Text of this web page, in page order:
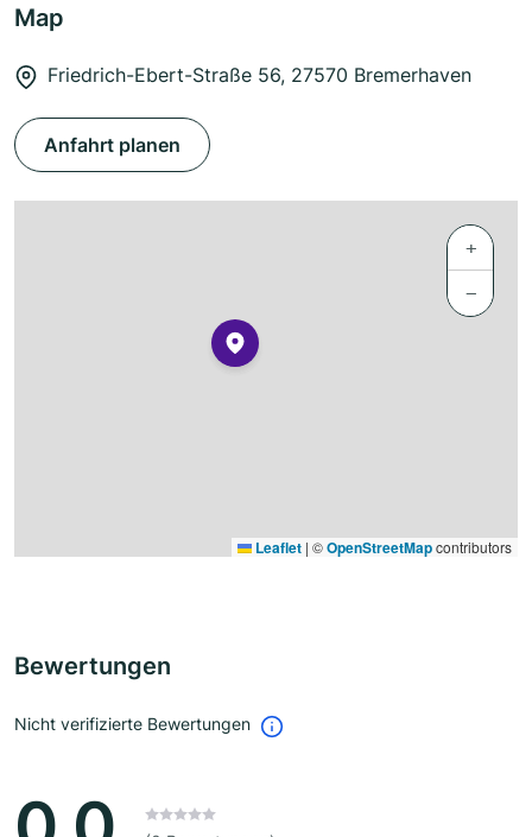
Map
Friedrich-Ebert-Straße 56, 27570 Bremerhaven
Anfahrt planen
+
−
Leaflet | ©OpenStreetMapcontributors
Bewertungen
Nicht verifizierte Bewertungen